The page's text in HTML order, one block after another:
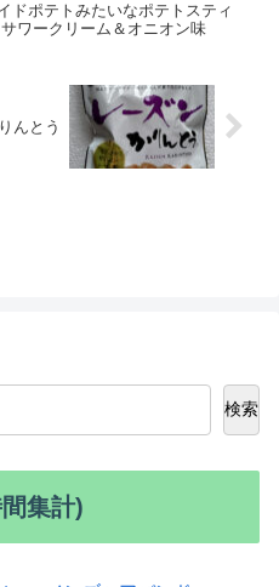
ドポテトみたいなポテトスティ
ワークリーム＆オニオン味
んとう
検索
集計)